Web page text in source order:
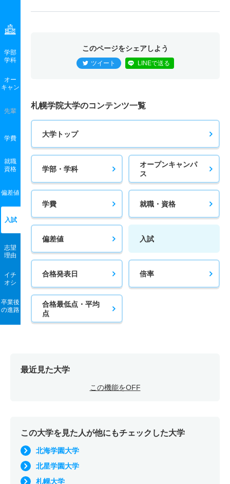
学部
学科
オー
キャン
先輩
学費
就職
資格
偏差値
入試
志望
理由
イチ
オシ
卒業後
の進路
このページをシェアしよう
ツイート LINEで送る
札幌学院大学のコンテンツ一覧
大学トップ
学部・学科
オープンキャンパ
ス
学費 就職・資格
偏差値 入試
合格発表日 倍率
合格最低点・平均
点
最近見た大学
この機能をOFF
この大学を見た人が他にもチェックした大学
北海学園大学
北星学園大学
札幌大学